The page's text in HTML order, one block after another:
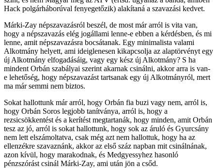
Hack polgárháborúval fenyegetőzik) alakítaná a szavazási kedvet.
Márki-Zay népszavazásról beszél, de most már arról is vita van,
hogy a népszavazás elég jogállami lenne-e ebben a kérdésben, és mi
lenne, amit népszavazásra bocsátanak. Egy minimalista valami
Alkotmány helyett, ami ideiglenesen kikapcsolja az alaptörvényt egy
új Alkotmány elfogadásáig, vagy egy kész új Alkotmány? S ha
mindent Orbán szabályai szerint akarnak csinálni, akkor arra is van-
e lehetőség, hogy népszavazást tartsanak egy új Alkotmányról, mert
ma már semmi nem biztos.
Sokat hallottunk már arról, hogy Orbán fia buzi vagy nem, arról is,
hogy Orbán Soros legjobb tanítványa, arról is, hogy a
rezsicsökkentést és a kerítést megtartanák, hogy minden, amit Orbán
tesz az jó, arról is sokat hallottunk, hogy sok az áruló és Gyurcsány
nem lett elszámoltatva, csak még azt nem hallottuk, hogy ha az
ellenzékre szavaznánk, akkor az első száz napban mit csinálnának,
azon kívül, hogy marakodnak, és Medgyessyhez hasonló
pénzszórást csinál Márki-Zay, ami után jön a csőd.